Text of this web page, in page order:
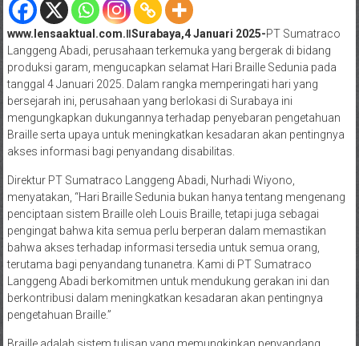
www.lensaaktual.com.ǁSurabaya,4 Januari 2025-PT Sumatraco
Langgeng Abadi, perusahaan terkemuka yang bergerak di bidang
produksi garam, mengucapkan selamat Hari Braille Sedunia pada
tanggal 4 Januari 2025. Dalam rangka memperingati hari yang
bersejarah ini, perusahaan yang berlokasi di Surabaya ini
mengungkapkan dukungannya terhadap penyebaran pengetahuan
Braille serta upaya untuk meningkatkan kesadaran akan pentingnya
akses informasi bagi penyandang disabilitas.
Direktur PT Sumatraco Langgeng Abadi, Nurhadi Wiyono,
menyatakan, “Hari Braille Sedunia bukan hanya tentang mengenang
penciptaan sistem Braille oleh Louis Braille, tetapi juga sebagai
pengingat bahwa kita semua perlu berperan dalam memastikan
bahwa akses terhadap informasi tersedia untuk semua orang,
terutama bagi penyandang tunanetra. Kami di PT Sumatraco
Langgeng Abadi berkomitmen untuk mendukung gerakan ini dan
berkontribusi dalam meningkatkan kesadaran akan pentingnya
pengetahuan Braille.”
Braille adalah sistem tulisan yang memungkinkan penyandang